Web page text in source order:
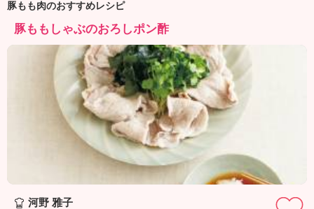
豚もも肉のおすすめレシピ
豚ももしゃぶのおろしポン酢
河野 雅子